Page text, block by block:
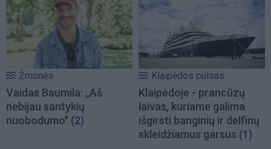
Žmonės
Vaidas Baumila: „Aš
nebijau santykių
nuobodumo" (2)
Klaipėdos pulsas
Klaipėdoje - prancūzų
laivas, kuriame galima
išgirsti banginių ir delfinų
skleidžiamus garsus (1)